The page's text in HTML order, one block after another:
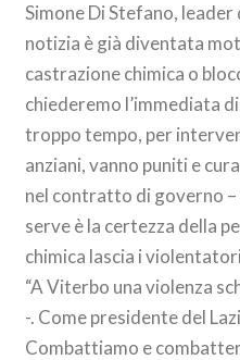
Simone Di Stefano, leader
notizia è già diventata
castrazione chimica o
chiederemo l’immediata
troppo tempo, per
anziani, vanno puniti e
nel contratto di governo –
serve è la certezza della
chimica lascia i
“A Viterbo una violenza
-. Come presidente del
Combattiamo e